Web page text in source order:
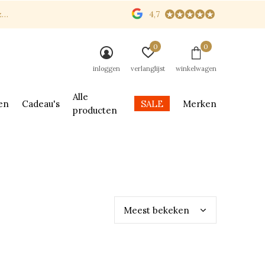
Cadeau's
Alle
producten
SALE Merken
inloggen verlanglijst
0
winkelwagen
0
4,7